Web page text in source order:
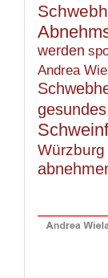
werden
Andrea